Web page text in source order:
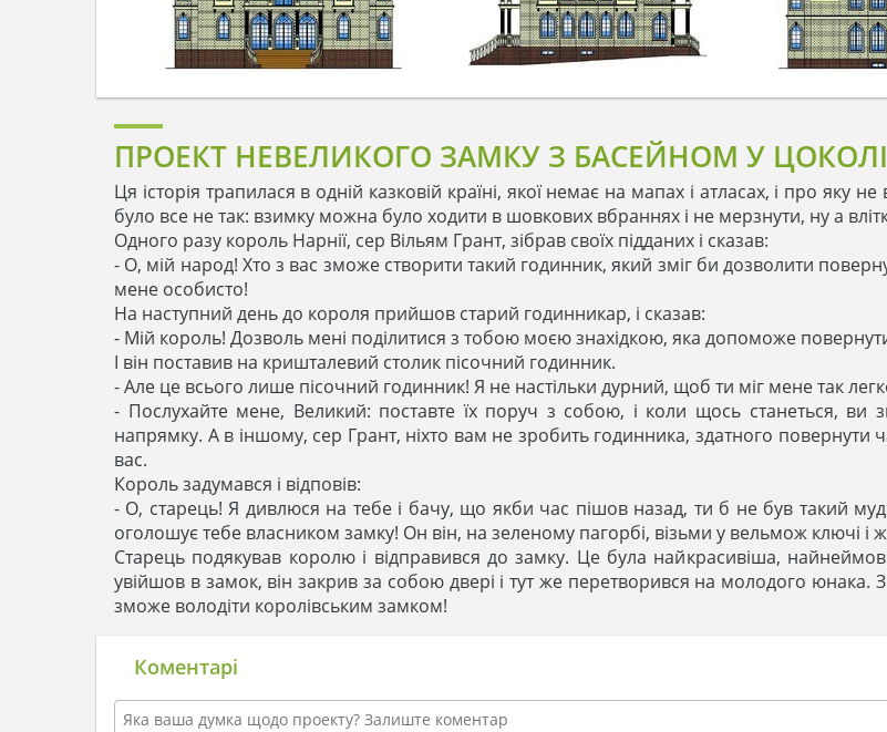
ПРОЕКТ НЕВЕЛИКОГО ЗАМКУ З БАСЕЙНОМ У ЦОКОЛІ
Ця історія трапилася в одній казковій країні, якої немає на мапах і атласах, і про яку
було все не так: взимку можна було ходити в шовкових вбраннях і не мерзнути, ну а
Одного разу король Нарнії, сер Вільям Грант, зібрав своїх підданих і сказав:
- О, мій народ! Хто з вас зможе створити такий годинник, який зміг би дозволити
мене особисто!
На наступний день до короля прийшов старий годинникар, і сказав:
- Мій король! Дозволь мені поділитися з тобою моєю знахідкою, яка допоможе
І він поставив на кришталевий столик пісочний годинник.
- Але це всього лише пісочний годинник! Я не настільки дурний, щоб ти міг мене так
- Послухайте мене, Великий: поставте їх поруч з собою, і коли щось станеться, ви
напрямку. А в іншому, сер Грант, ніхто вам не зробить годинника, здатного
вас.
Король задумався і відповів:
- О, старець! Я дивлюся на тебе і бачу, що якби час пішов назад, ти б не був такий
оголошує тебе власником замку! Он він, на зеленому пагорбі, візьми у вельмож ключі і
Старець подякував королю і відправився до замку. Це була найкрасивіша,
увійшов в замок, він закрив за собою двері і тут же перетворився на молодого юнака.
зможе володіти королівським замком!
Коментарі